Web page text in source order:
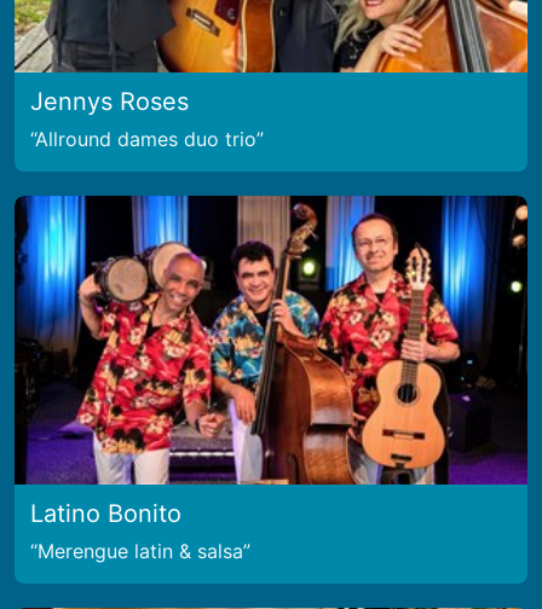
Jennys Roses
Allround dames duo trio
Latino Bonito
Merengue latin & salsa